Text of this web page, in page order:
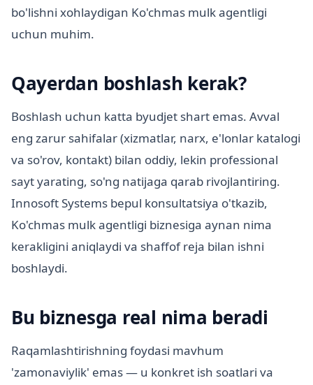
bo'lishni xohlaydigan Ko'chmas mulk agentligi
uchun muhim.
Qayerdan boshlash kerak?
Boshlash uchun katta byudjet shart emas. Avval
eng zarur sahifalar (xizmatlar, narx, e'lonlar katalogi
va so'rov, kontakt) bilan oddiy, lekin professional
sayt yarating, so'ng natijaga qarab rivojlantiring.
Innosoft Systems bepul konsultatsiya o'tkazib,
Ko'chmas mulk agentligi biznesiga aynan nima
kerakligini aniqlaydi va shaffof reja bilan ishni
boshlaydi.
Bu biznesga real nima beradi
Raqamlashtirishning foydasi mavhum
'zamonaviylik' emas — u konkret ish soatlari va